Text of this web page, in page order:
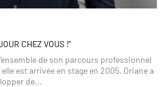
CHEZ VOUS !"
de son parcours professionnel
est arrivée en stage en 2005. Oriane a
de...